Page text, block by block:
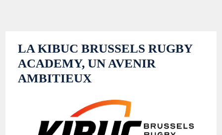
LA KIBUC BRUSSELS RUGBY
ACADEMY, UN AVENIR
AMBITIEUX